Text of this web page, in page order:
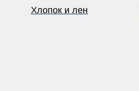
Хлопок и лен